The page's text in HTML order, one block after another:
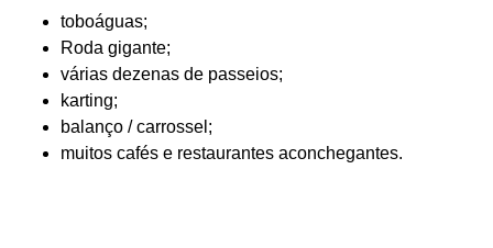
toboáguas;
Roda gigante;
várias dezenas de passeios;
karting;
balanço / carrossel;
muitos cafés e restaurantes aconchegantes.